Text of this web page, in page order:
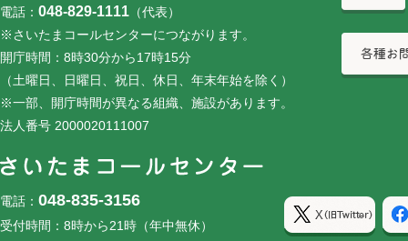
電話： 048-829-1111 （代表）
※さいたまコールセンターにつながります。
開庁時間：8時30分から17時15分
（土曜日、日曜日、祝日、休日、年末年始を除く）
※一部、開庁時間が異なる組織、施設があります。
法人番号 2000020111007
電話： 048-835-3156
受付時間：8時から21時（年中無休）